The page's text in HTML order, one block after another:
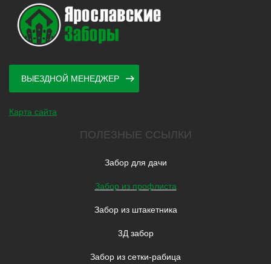
ВЫЕЗДНОЙ МЕНЕДЖЕР
Карта сайта
ПОЛЕЗНЫЕ ССЫЛКИ
Забор для дачи
Забор из профлиста
Забор из штакетника
3Д забор
Забор из сетки-рабица